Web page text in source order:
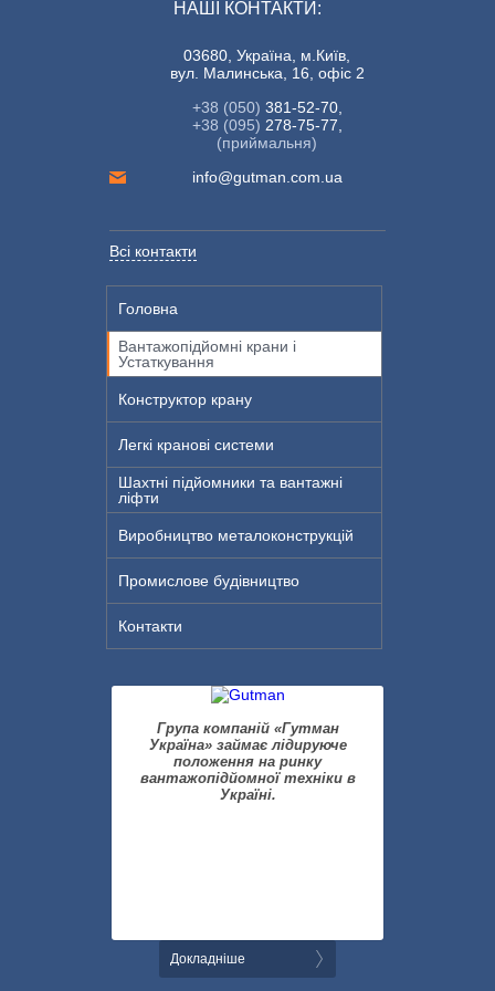
НАШІ КОНТАКТИ:
03680, Україна, м.Київ,
вул. Малинська, 16, офіс 2
+38 (050) 381-52-70,
+38 (095) 278-75-77,
(приймальня)
info@gutman.com.ua
Всі контакти
Група компаній «Гутман
Україна» займає лідируюче
положення на ринку
вантажопідйомної техніки в
Україні.
Докладніше
Головна
Вантажопідйомні крани і
Устаткування
Конструктор крану
Легкі кранові системи
Шахтні підйомники та вантажні
ліфти
Виробництво металоконструкцій
Промислове будівництво
Контакти